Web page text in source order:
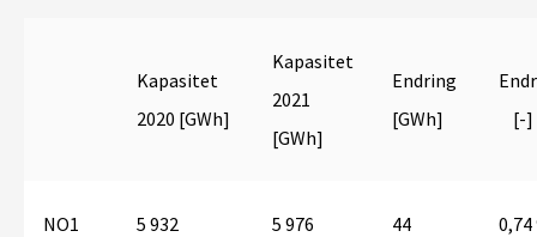
Kapasitet
2020 [GWh]
Kapasitet
2021
[GWh]
Endring
[GWh]
[-]
NO1 5 932 5 976 44 0,74